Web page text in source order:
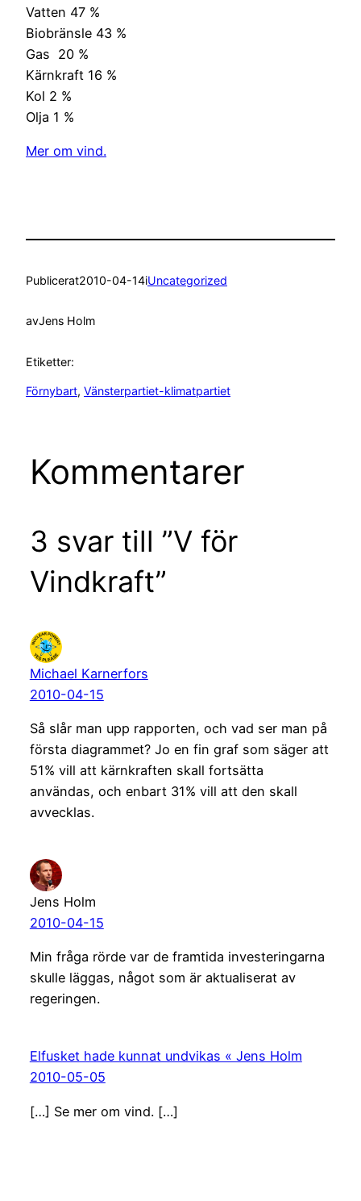
Vatten 47 %
Biobränsle 43 %
Gas 20 %
Kärnkraft 16 %
Kol 2 %
Olja 1 %
Mer om vind.
Publicerat2010-04-14iUncategorized
avJens Holm
Etiketter:
Förnybart, Vänsterpartiet-klimatpartiet
Kommentarer
3 svar till ”V för
Vindkraft”
Michael Karnerfors
2010-04-15
Så slår man upp rapporten, och vad ser man på
första diagrammet? Jo en fin graf som säger att
51% vill att kärnkraften skall fortsätta
användas, och enbart 31% vill att den skall
avvecklas.
Jens Holm
2010-04-15
Min fråga rörde var de framtida investeringarna
skulle läggas, något som är aktualiserat av
regeringen.
Elfusket hade kunnat undvikas « Jens Holm
2010-05-05
[…] Se mer om vind. […]